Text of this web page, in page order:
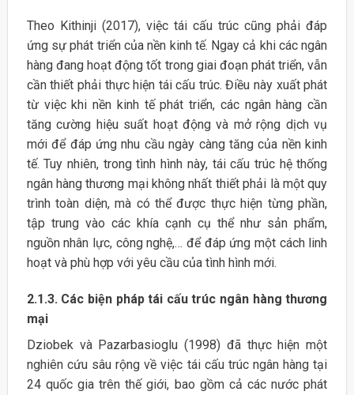
Theo Kithinji (2017), việc tái cấu trúc cũng phải đáp
ứng sự phát triển của nền kinh tế. Ngay cả khi các ngân
hàng đang hoạt động tốt trong giai đoạn phát triển, vẫn
cần thiết phải thực hiện tái cấu trúc. Điều này xuất phát
từ việc khi nền kinh tế phát triển, các ngân hàng cần
tăng cường hiệu suất hoạt động và mở rộng dịch vụ
mới để đáp ứng nhu cầu ngày càng tăng của nền kinh
tế. Tuy nhiên, trong tình hình này, tái cấu trúc hệ thống
ngân hàng thương mại không nhất thiết phải là một quy
trình toàn diện, mà có thể được thực hiện từng phần,
tập trung vào các khía cạnh cụ thể như sản phẩm,
nguồn nhân lực, công nghệ,… để đáp ứng một cách linh
hoạt và phù hợp với yêu cầu của tình hình mới.
2.1.3. Các biện pháp tái cấu trúc ngân hàng thương
mại
Dziobek và Pazarbasioglu (1998) đã thực hiện một
nghiên cứu sâu rộng về việc tái cấu trúc ngân hàng tại
24 quốc gia trên thế giới, bao gồm cả các nước phát